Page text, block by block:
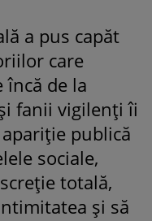
a pus capăt
care
de la
fanii vigilenți îi
publică
sociale,
totală,
și să